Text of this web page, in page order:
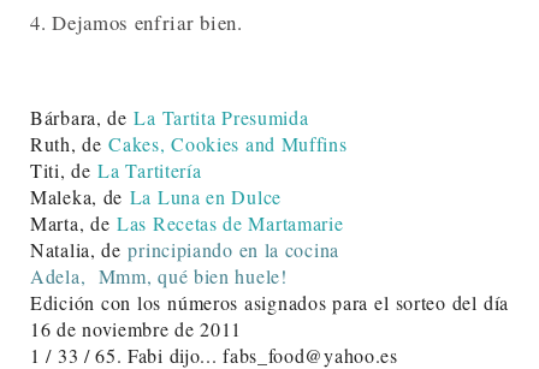
4. Dejamos enfriar bien.
Bárbara, deLa Tartita Presumida
Ruth, deCakes, Cookies and Muffins
Titi, deLa Tartitería
Maleka, de La Luna en Dulce
Marta, de Las Recetas de Martamarie
Natalia, de principiando en la cocina
Adela, Mmm, qué bien huele!
Edición con los números asignados para el sorteo del día
16 de noviembre de 2011
1 / 33 / 65. Fabi dijo... fabs_food@yahoo.es